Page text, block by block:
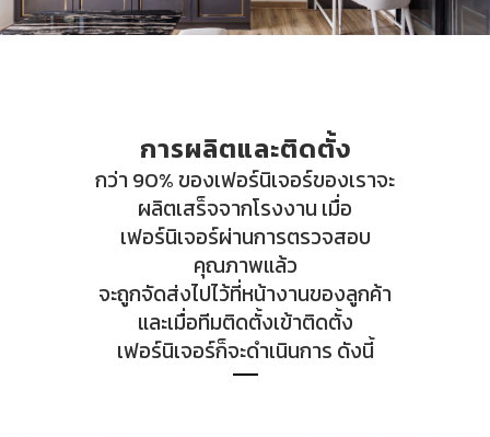
การผลิตและติดตั้ง
กว่า 90% ของเฟอร์นิเจอร์ของเราจะ
ผลิตเสร็จจากโรงงาน เมื่อ
เฟอร์นิเจอร์ผ่านการตรวจสอบ
คุณภาพแล้ว
จะถูกจัดส่งไปไว้ที่หน้างานของลูกค้า
และเมื่อทีมติดตั้งเข้าติดตั้ง
เฟอร์นิเจอร์ก็จะดำเนินการ ดังนี้